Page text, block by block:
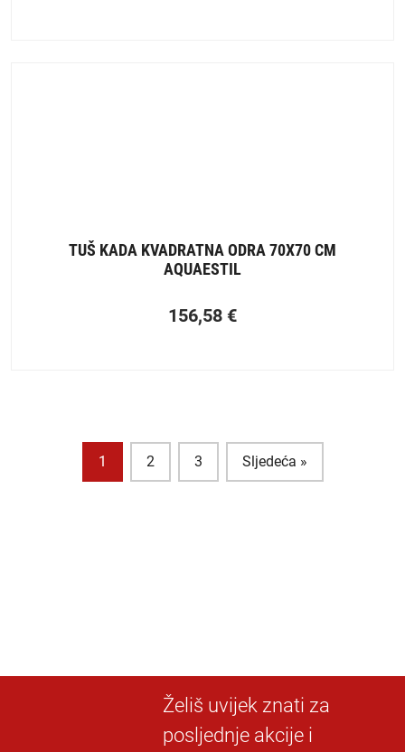
TUŠ KADA KVADRATNA ODRA 70X70 CM
AQUAESTIL
156,58 €
1 2 3 Sljedeća »
Želiš uvijek znati za
posljednje akcije i